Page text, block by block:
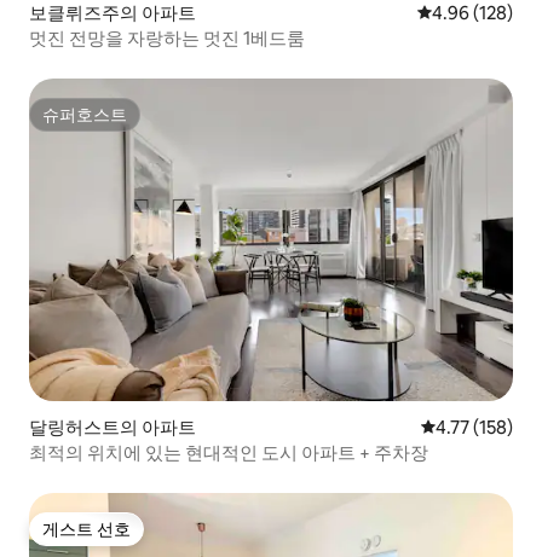
보클뤼즈주의 아파트 평점 4.96점(5
4.96 (128)
멋진 전망을 자랑하는 멋진 1베드룸
슈퍼호스트
슈퍼호스트
달링허스트의 아파트 평점 4.77점(5
4.77 (158)
최적의 위치에 있는 현대적인 도시 아파트 + 주차장
게스트 선호
게스트 선호